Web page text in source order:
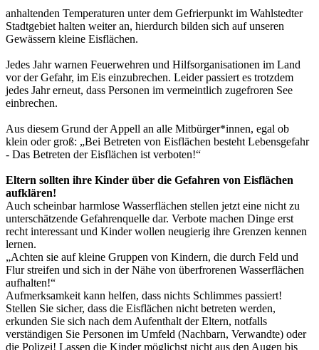
anhaltenden Temperaturen unter dem Gefrierpunkt im Wahlstedter
Stadtgebiet halten weiter an, hierdurch bilden sich auf unseren
Gewässern kleine Eisflächen.
Jedes Jahr warnen Feuerwehren und Hilfsorganisationen im Land
vor der Gefahr, im Eis einzubrechen. Leider passiert es trotzdem
jedes Jahr erneut, dass Personen im vermeintlich zugefroren See
einbrechen.
Aus diesem Grund der Appell an alle Mitbürger*innen, egal ob
klein oder groß: „Bei Betreten von Eisflächen besteht Lebensgefahr
- Das Betreten der Eisflächen ist verboten!“
Eltern sollten ihre Kinder über die Gefahren von Eisflächen
aufklären!
Auch scheinbar harmlose Wasserflächen stellen jetzt eine nicht zu
unterschätzende Gefahrenquelle dar. Verbote machen Dinge erst
recht interessant und Kinder wollen neugierig ihre Grenzen kennen
lernen.
„Achten sie auf kleine Gruppen von Kindern, die durch Feld und
Flur streifen und sich in der Nähe von überfrorenen Wasserflächen
aufhalten!“
Aufmerksamkeit kann helfen, dass nichts Schlimmes passiert!
Stellen Sie sicher, dass die Eisflächen nicht betreten werden,
erkunden Sie sich nach dem Aufenthalt der Eltern, notfalls
verständigen Sie Personen im Umfeld (Nachbarn, Verwandte) oder
die Polizei! Lassen die Kinder möglichst nicht aus den Augen bis